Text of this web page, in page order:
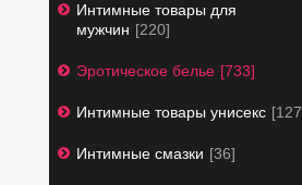
Интимные товары для
мужчин
220
Эротическое белье 733
Интимные товары унисекс 127
Интимные смазки 36